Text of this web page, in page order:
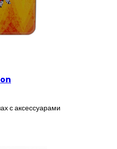
с аксессуарами